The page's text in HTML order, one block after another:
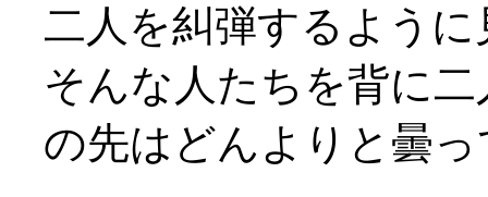
二人を糾弾するよう
そんな人たちを背に
の先はどんよりと曇